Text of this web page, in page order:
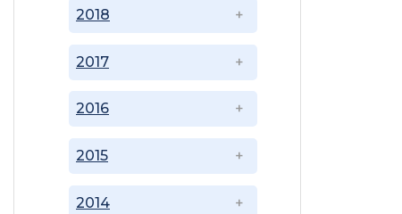
2014
2015
2016
2017
2018